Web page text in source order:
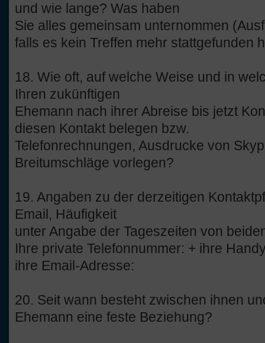
und wie lange? Was haben
Sie alles gemeinsam unternommen
falls es kein Treffen mehr stattgefunden
18. Wie oft, auf welche Weise und in
Ihren zukünftigen
Ehemann nach ihrer Abreise bis jetzt
diesen Kontakt belegen bzw.
Telefonrechnungen, Ausdrucke von
Breitumschläge vorlegen?
19. Angaben zu der derzeitigen
Email, Häufigkeit
unter Angabe der Tageszeiten von
Ihre private Telefonnummer: + ihre
ihre Email-Adresse:
20. Seit wann besteht zwischen ihnen
Ehemann eine feste Beziehung?